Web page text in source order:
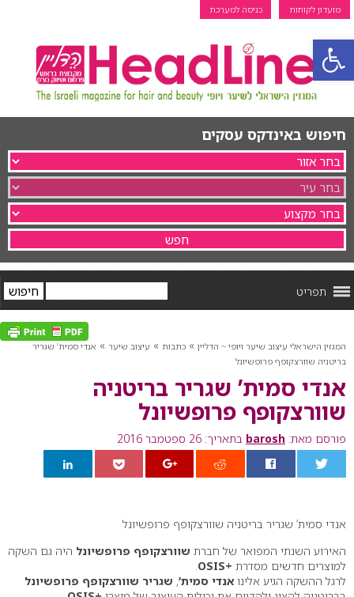
פתח סרגל נגישות
מועדון לקוחות כניסה למערכת
חיפוש באינדקס עסקים
תפריט
המגזין הישראלי עיצוב שיער ויופי ~ הדליין » כתבות » עיצוב שיער » אנדי סמית’ שגריר
בריטניה שוורצקופף פרופשיונל
אנדי סמית’ שגריר בריטניה
שוורצקופף פרופשיונל
פורסם מאת: barosh בתאריך: 26 ספטמבר 2016
אנדי סמית’ שגריר בריטניה שוורצקופף פרופשיונל
האירוע השנתי המפואר של חברת שוורצקופף פרופשיונל היה גם השקה
למוצרים חדשים מסדרת +OSIS
לרגל ההשקה הגיע אלינו אנדי סמית’, שגריר שוורצקופף פרופשיונל